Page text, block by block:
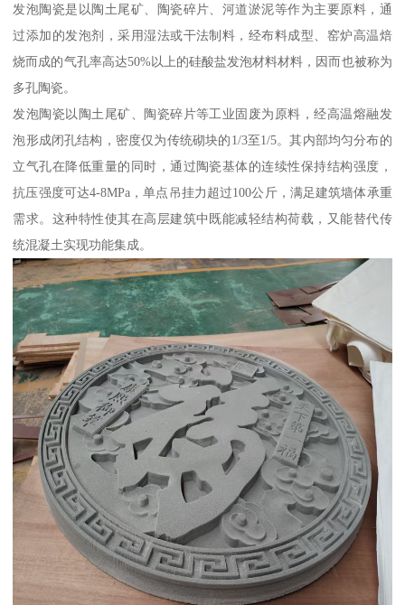
发泡陶瓷是以陶土尾矿、陶瓷碎片、河道淤泥等作为主要原料，通
过添加的发泡剂，采用湿法或干法制料，经布料成型、窑炉高温焙
烧而成的气孔率高达50%以上的硅酸盐发泡材料材料，因而也被称为
多孔陶瓷。
发泡陶瓷以陶土尾矿、陶瓷碎片等工业固废为原料，经高温熔融发
泡形成闭孔结构，密度仅为传统砌块的1/3至1/5。其内部均匀分布的
立气孔在降低重量的同时，通过陶瓷基体的连续性保持结构强度，
抗压强度可达4-8MPa，单点吊挂力超过100公斤，满足建筑墙体承重
需求。这种特性使其在高层建筑中既能减轻结构荷载，又能替代传
统混凝土实现功能集成。